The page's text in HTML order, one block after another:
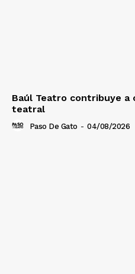
Baúl Teatro contribuye a
teatral
Paso De Gato - 04/08/2026